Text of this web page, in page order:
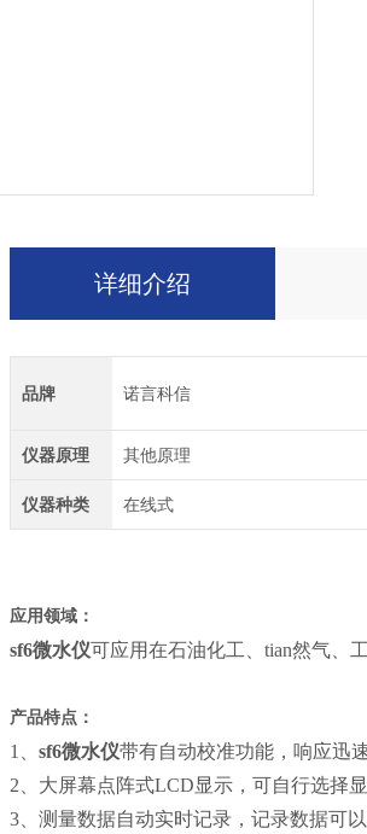
详细介绍
品牌 诺言科信
仪器原理 其他原理
仪器种类 在线式
应用领域：
sf6微水仪可应用在石油化工、tian然气、
产品特点：
1、 sf6微水仪带有自动校准功能，响应迅
2、大屏幕点阵式LCD显示，可自行选择
3、测量数据自动实时记录，记录数据可